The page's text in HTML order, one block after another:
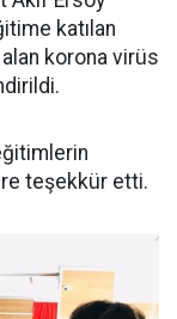
katılan
alan korona virüs
teşekkür etti.